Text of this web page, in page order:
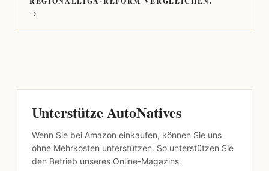
→
Unterstütze AutoNatives
Wenn Sie bei Amazon einkaufen, können Sie uns
ohne Mehrkosten unterstützen. So unterstützen Sie
den Betrieb unseres Online-Magazins.